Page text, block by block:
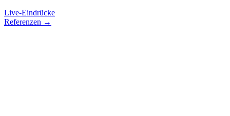
Live-Eindrücke
Referenzen →